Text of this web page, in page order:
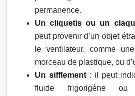
permanence.
Un cliquetis ou un
peut provenir d’un objet
le ventilateur, comme
morceau de plastique, ou
Un sifflement: il peut
fluide frigorigène